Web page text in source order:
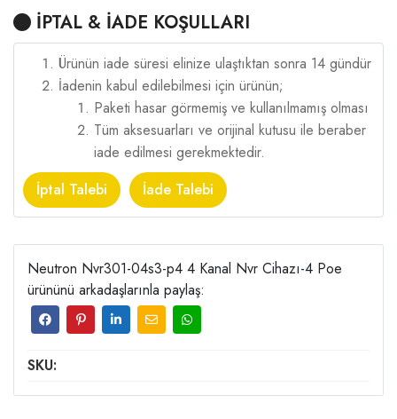
İPTAL & İADE KOŞULLARI
Ürünün iade süresi elinize ulaştıktan sonra 14 gündür
İadenin kabul edilebilmesi için ürünün;
Paketi hasar görmemiş ve kullanılmamış olması
Tüm aksesuarları ve orijinal kutusu ile beraber
iade edilmesi gerekmektedir.
İptal Talebi
İade Talebi
Neutron Nvr301-04s3-p4 4 Kanal Nvr Cihazı-4 Poe
ürününü arkadaşlarınla paylaş:
SKU: